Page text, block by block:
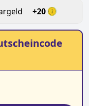
, indem Sie
Belohnungen, wenn
einreichen und
helfen.
+20